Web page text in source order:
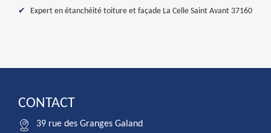
Expert en étanchéité toiture et façade La Celle Saint Avant 37160
CONTACT
39 rue des Granges Galand